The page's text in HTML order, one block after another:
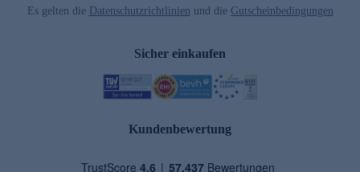
Es gelten die Datenschutzrichtlinien und die Gutscheinbedingungen
Sicher einkaufen
Kundenbewertung